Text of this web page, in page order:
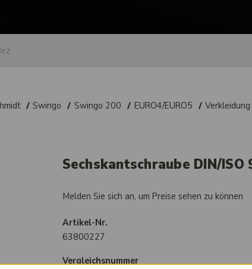
Swingo Swingo 200 EURO4/EURO5
Sechskantschraube DIN/
Melden Sie sich an, um Preise sehen zu können
Artikel-Nr.
63800227
Vergleichsnummer